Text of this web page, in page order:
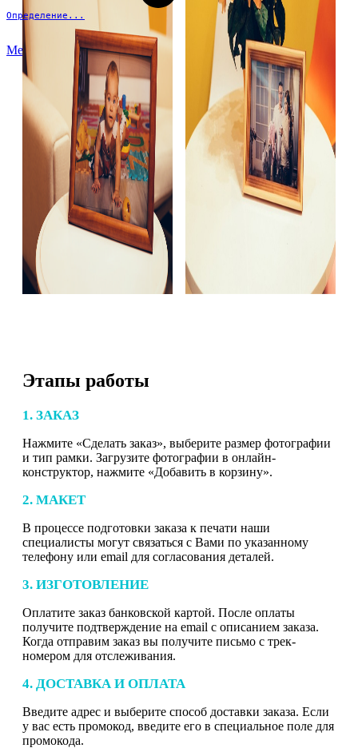
Определение...
Меню
Этапы работы
1. ЗАКАЗ
Нажмите «Сделать заказ», выберите размер фотографии
и тип рамки. Загрузите фотографии в онлайн-
конструктор, нажмите «Добавить в корзину».
2. МАКЕТ
В процессе подготовки заказа к печати наши
специалисты могут связаться с Вами по указанному
телефону или email для согласования деталей.
3. ИЗГОТОВЛЕНИЕ
Оплатите заказ банковской картой. После оплаты
получите подтверждение на email с описанием заказа.
Когда отправим заказ вы получите письмо с трек-
номером для отслеживания.
4. ДОСТАВКА И ОПЛАТА
Введите адрес и выберите способ доставки заказа. Если
у вас есть промокод, введите его в специальное поле для
промокода.